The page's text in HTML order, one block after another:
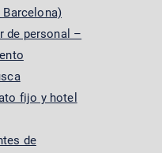
de personal –
fijo y hotel
de